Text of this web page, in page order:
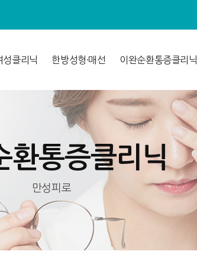
성클리닉 한방성형·매선 이완순환통증클리닉
환통증클리닉
만성피로